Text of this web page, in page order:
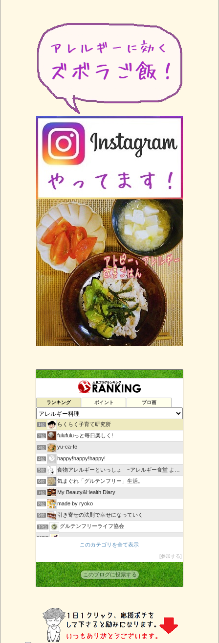
ランキング ポイント ブロ画
1位 らくらく子育て研究所
2位 fulufuluっと毎日楽しく!
3位 yu-ca-fe
4位 happy!happy!happy!
5位 食物アレルギーといっしょ ~アレルギー食堂 よってんべぇ~
6位 気まぐれ「グルテンフリー」生活。
7位 My Beauty&Health Diary
8位 made by ryoko
9位 引き寄せの法則で幸せになっていく
10位 グルテンフリーライフ協会
11位
URBAN SLOW LIFE〜発酵ワークショップのレシピ〜
14位 その槍を
15位 重度食物アレルギーっ子とアレルギー母さんの無添加生活
このカテゴリを全て表示
参加する
このブログに投票する